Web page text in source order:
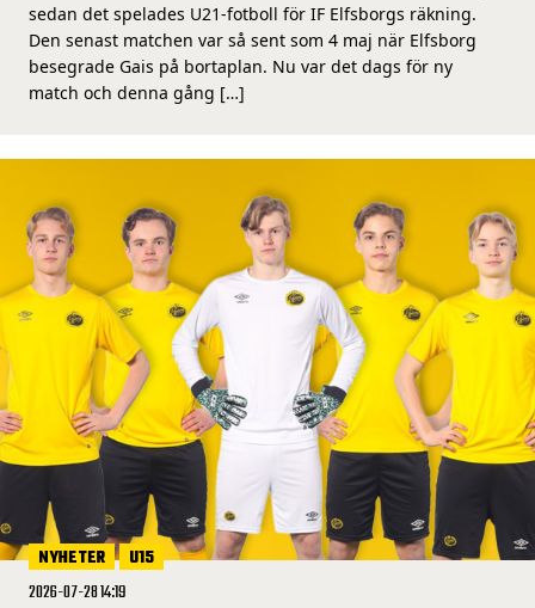
sedan det spelades U21-fotboll för IF Elfsborgs räkning.
Den senast matchen var så sent som 4 maj när Elfsborg
besegrade Gais på bortaplan. Nu var det dags för ny
match och denna gång […]
NYHETER U15
2026-07-28 14:19